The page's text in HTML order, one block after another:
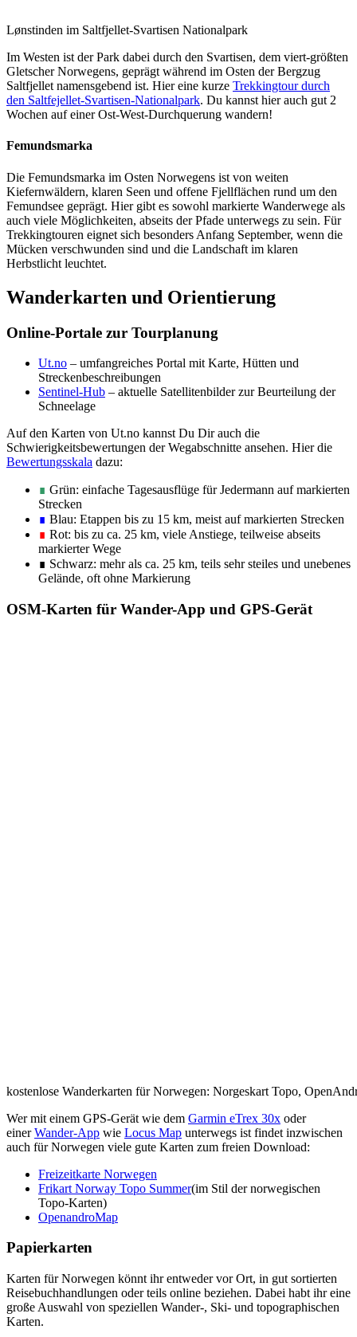
Lønstinden im Saltfjellet-Svartisen Nationalpark
Im Westen ist der Park dabei durch den Svartisen, dem viert-größten
Gletscher Norwegens, geprägt während im Osten der Bergzug
Saltfjellet namensgebend ist. Hier eine kurze Trekkingtour durch
den Saltfejellet-Svartisen-Nationalpark. Du kannst hier auch gut 2
Wochen auf einer Ost-West-Durchquerung wandern!
Femundsmarka
Die Femundsmarka im Osten Norwegens ist von weiten
Kiefernwäldern, klaren Seen und offene Fjellflächen rund um den
Femundsee geprägt. Hier gibt es sowohl markierte Wanderwege als
auch viele Möglichkeiten, abseits der Pfade unterwegs zu sein. Für
Trekkingtouren eignet sich besonders Anfang September, wenn die
Mücken verschwunden sind und die Landschaft im klaren
Herbstlicht leuchtet.
Wanderkarten und Orientierung
Online-Portale zur Tourplanung
Ut.no – umfangreiches Portal mit Karte, Hütten und
Streckenbeschreibungen
Sentinel-Hub – aktuelle Satellitenbilder zur Beurteilung der
Schneelage
Auf den Karten von Ut.no kannst Du Dir auch die
Schwierigkeitsbewertungen der Wegabschnitte ansehen. Hier die
Bewertungsskala dazu:
∎ Grün: einfache Tagesausflüge für Jedermann auf markierten
Strecken
∎ Blau: Etappen bis zu 15 km, meist auf markierten Strecken
∎ Rot: bis zu ca. 25 km, viele Anstiege, teilweise abseits
markierter Wege
∎ Schwarz: mehr als ca. 25 km, teils sehr steiles und unebenes
Gelände, oft ohne Markierung
OSM-Karten für Wander-App und GPS-Gerät
kostenlose Wanderkarten für Norwegen: Norgeskart Topo,
Wer mit einem GPS-Gerät wie dem Garmin eTrex 30x oder
einerWander-App wie Locus Map unterwegs ist findet inzwischen
auch für Norwegen viele gute Karten zum freien Download:
Freizeitkarte Norwegen
Frikart Norway Topo Summer(im Stil der norwegischen
Topo-Karten)
OpenandroMap
Papierkarten
Karten für Norwegen könnt ihr entweder vor Ort, in gut sortierten
Reisebuchhandlungen oder teils online beziehen. Dabei habt ihr eine
große Auswahl von speziellen Wander-, Ski- und topographischen
Karten.